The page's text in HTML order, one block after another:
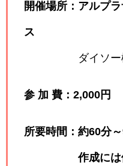
開催場所：アルプ
ス
ダイソー様
参 加 費：2,000円
所要時間：約60分
作成には個人